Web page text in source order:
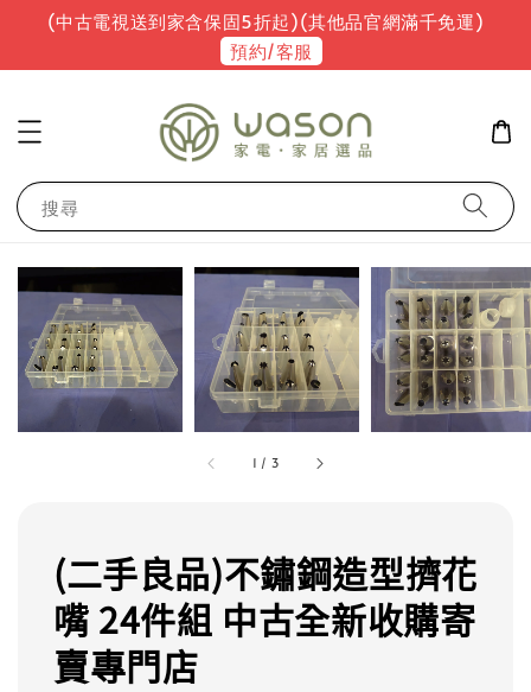
(中古電視送到家含保固5折起)(其他品官網滿千免運)
預約/客服
搜尋
1 / 3
(二手良品)不鏽鋼造型擠花
嘴 24件組 中古全新收購寄
賣專門店